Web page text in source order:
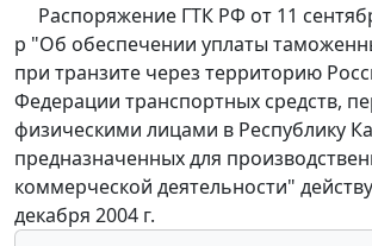
Распоряжение ГТК РФ от 11
р "Об обеспечении уплаты
при транзите через территорию
Федерации транспортных средств,
физическими лицами в Республику
предназначенных для
коммерческой деятельности"
декабря 2004 г.